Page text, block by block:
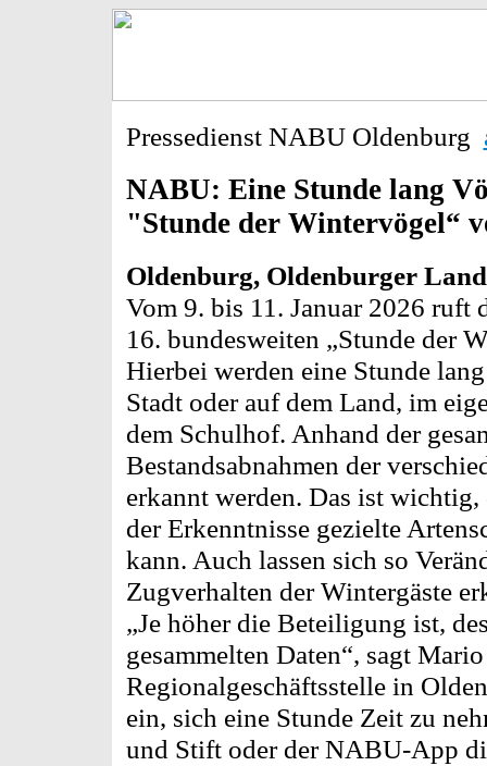
Pressedienst NABU Oldenburg
NABU: Eine Stunde lang
"Stunde der Wintervögel“
Oldenburg, Oldenburger
Vom 9. bis 11. Januar 2026 ruft
16. bundesweiten „Stunde der
Hierbei werden eine Stunde
Stadt oder auf dem Land, im
dem Schulhof. Anhand der
Bestandsabnahmen der
erkannt werden. Das ist
der Erkenntnisse gezielte
kann. Auch lassen sich so
Zugverhalten der Wintergäste
„Je höher die Beteiligung ist,
gesammelten Daten“, sagt
Regionalgeschäftsstelle in
ein, sich eine Stunde Zeit zu
und Stift oder der NABU-App